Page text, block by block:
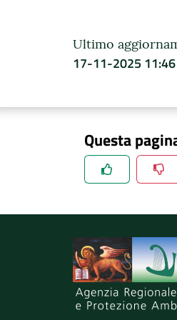
Ultimo
17-11-2025 11:46
Questa
Spiegaci